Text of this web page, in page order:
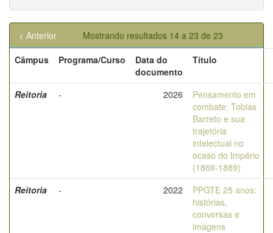
Mostrando resultados 14 a 23 de 23
< Anterior
Câmpus
Programa/Curso
Data do
documento
Título
Reitoria - 2026
Pensamento em
combate: Tobias
Barreto e sua
trajetória
intelectual no
ocaso do Império
(1869-1889)
Reitoria
- 2022
PPGTE 25 anos:
histórias,
conversas e
imagens